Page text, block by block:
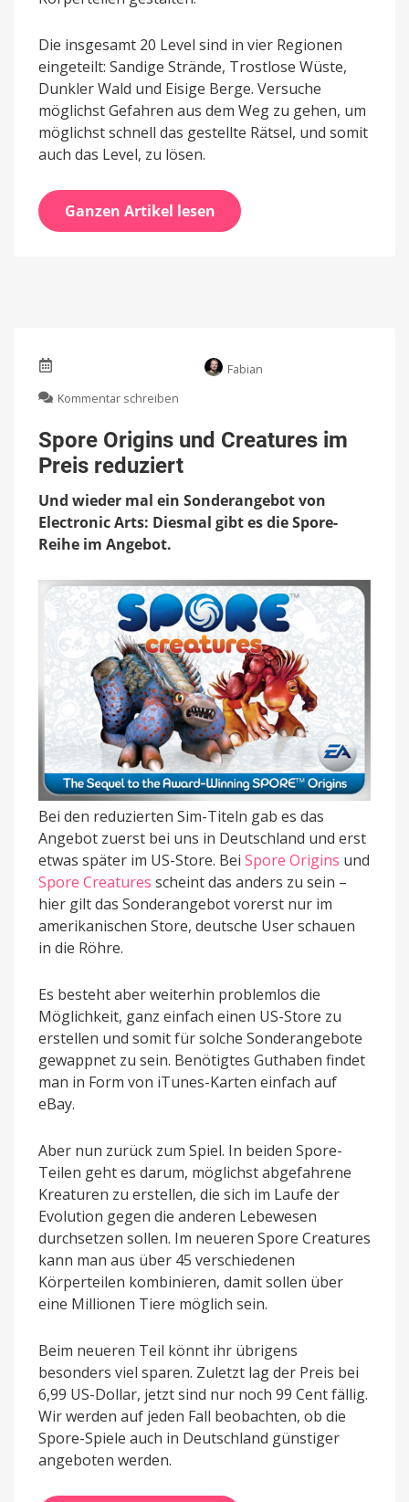
Die insgesamt 20 Level sind in vier Regionen
eingeteilt: Sandige Strände, Trostlose Wüste,
Dunkler Wald und Eisige Berge. Versuche
möglichst Gefahren aus dem Weg zu gehen, um
möglichst schnell das gestellte Rätsel, und somit
auch das Level, zu lösen.
Ganzen Artikel lesen
Fabian
Kommentar schreiben
Origins
und
Creatures
Preis
reduziert
Spore Origins und Creatures im
Preis reduziert
Und wieder mal ein Sonderangebot von
Electronic Arts: Diesmal gibt es die Spore-
Reihe im Angebot.
Bei den reduzierten Sim-Titeln gab es das
Angebot zuerst bei uns in Deutschland und erst
etwas später im US-Store. Bei Spore Origins und
Spore Creatures scheint das anders zu sein –
hier gilt das Sonderangebot vorerst nur im
amerikanischen Store, deutsche User schauen
in die Röhre.
Es besteht aber weiterhin problemlos die
Möglichkeit, ganz einfach einen US-Store zu
erstellen und somit für solche Sonderangebote
gewappnet zu sein. Benötigtes Guthaben findet
man in Form von iTunes-Karten einfach auf
eBay.
Aber nun zurück zum Spiel. In beiden Spore-
Teilen geht es darum, möglichst abgefahrene
Kreaturen zu erstellen, die sich im Laufe der
Evolution gegen die anderen Lebewesen
durchsetzen sollen. Im neueren Spore Creatures
kann man aus über 45 verschiedenen
Körperteilen kombinieren, damit sollen über
eine Millionen Tiere möglich sein.
Beim neueren Teil könnt ihr übrigens
besonders viel sparen. Zuletzt lag der Preis bei
6,99 US-Dollar, jetzt sind nur noch 99 Cent fällig.
Wir werden auf jeden Fall beobachten, ob die
Spore-Spiele auch in Deutschland günstiger
angeboten werden.